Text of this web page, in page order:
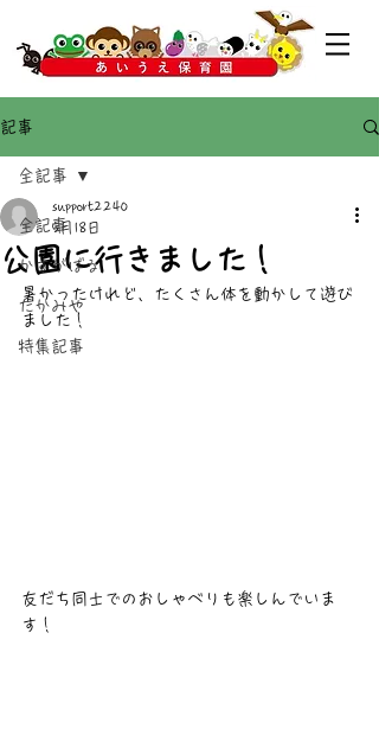
記事
全記事
かすがばる
たかみや
特集記事
全記事
公園に行きました！
support2240
5月18日
暑かったけれど、たくさん体を動かして遊び
ました！
友だち同士でのおしゃべりも楽しんでいま
す！